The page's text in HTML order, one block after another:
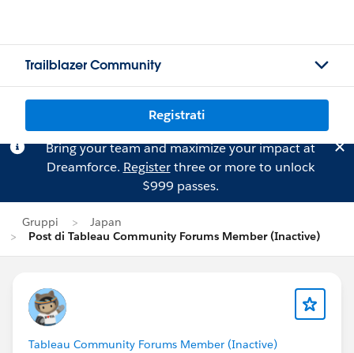
Trailblazer Community
Registrati
Bring your team and maximize your impact at
Dreamforce. Registerthree or more to unlock
$999 passes.
Gruppi
Japan
Post di Tableau Community Forums Member (Inactive)
Tableau Community Forums Member (Inactive)